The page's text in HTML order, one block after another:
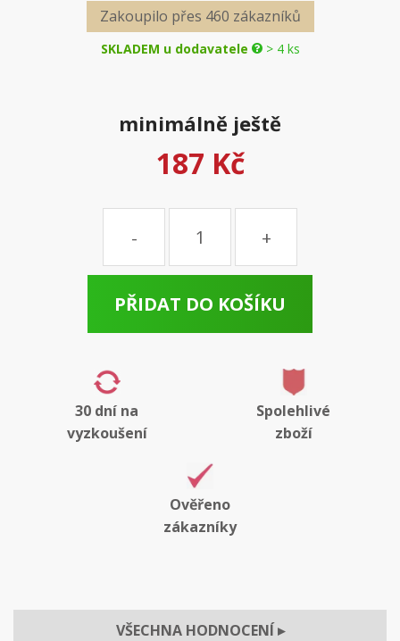
Zakoupilo přes 460 zákazníků
SKLADEM u dodavatele > 4 ks
minimálně ještě
187 Kč
Množství
PŘIDAT DO KOŠÍKU
30 dní na
vyzkoušení
Spolehlivé
zboží
Ověřeno
zákazníky
VŠECHNA HODNOCENÍ▸